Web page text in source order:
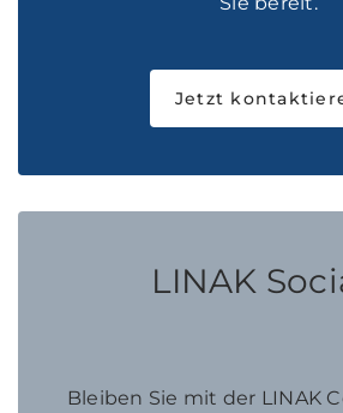
Jetzt
LINAK
Bleiben Sie mit der LINAK